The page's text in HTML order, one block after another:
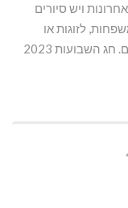
הארץ
ויש סיורים
לזוגות או
לקבוצות חברים. חג השבועות 2023